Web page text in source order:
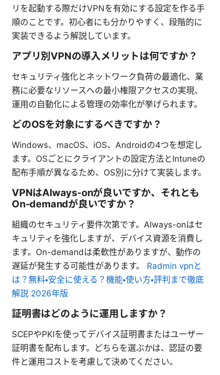
リを起動する際だけVPNを有効にする設定を作る手
順のことです。初心者にも分かりやすく、段階的に
実装できるよう解説しています。
アプリ別VPNの導入メリットは何ですか？
セキュリティ強化とネットワーク負荷の最適化、業
務に必要なリソースへの最小権限アクセスの実現、
運用の自動化による管理の効率化が挙げられます。
どのOSを対象にするべきですか？
Windows、macOS、iOS、Androidの4つを想定し
ます。OSごとにクライアントの設定方法とIntuneの
配布手順が異なるため、OS別に分けて実装します。
VPNはAlways-onが良いですか、それとも
On-demandが良いですか？
組織のセキュリティ要件次第です。Always-onはセ
キュリティを強化しますが、デバイス資源を消費し
ます。On-demandは柔軟性がありますが、動作の
遅延が発生する可能性があります。 Radmin vpnと
は？無料・安全に使える？機能・使い方・評判まで徹底
解説 2026年版
証明書はどのように運用しますか？
SCEPやPKIを使ってデバイス証明書またはユーザー
証明書を配布します。どちらを選ぶかは、認証の要
件と運用コストを考慮して決めてください。